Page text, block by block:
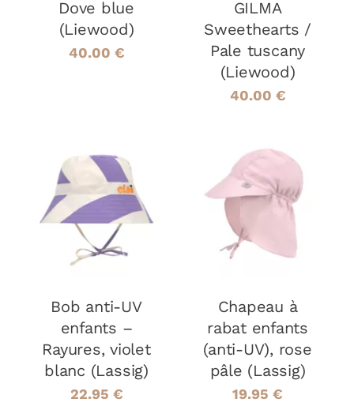
Dove blue
(Liewood)
40.00 €
GILMA
Sweethearts /
Pale tuscany
(Liewood)
40.00 €
CHOIX DES
OPTIONS
PRODUIT
A
PLUSIEURS
OPTIONS
PEUVENT
ÊTRE
CHOISIES
SUR
LA
DÉTAILS
Bob anti-UV
enfants –
Rayures, violet
blanc (Lassig)
22.95 €
CHOIX DES
OPTIONS
CE
PLUSIEURS
OPTIONS
PEUVENT
ÊTRE
CHOISIES
SUR
LA
/
DÉTAILS
Chapeau à
rabat enfants
(anti-UV), rose
pâle (Lassig)
19.95 €